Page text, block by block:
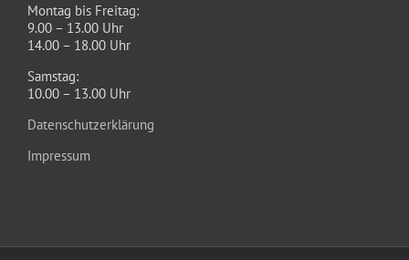
Montag bis Freitag:
9.00 – 13.00 Uhr
14.00 – 18.00 Uhr
Samstag:
10.00 – 13.00 Uhr
Datenschutzerklärung
Impressum